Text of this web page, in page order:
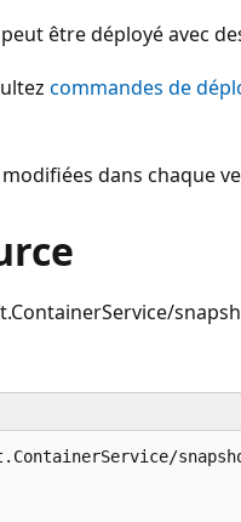
être déployé avec
commandes de
dans chaque